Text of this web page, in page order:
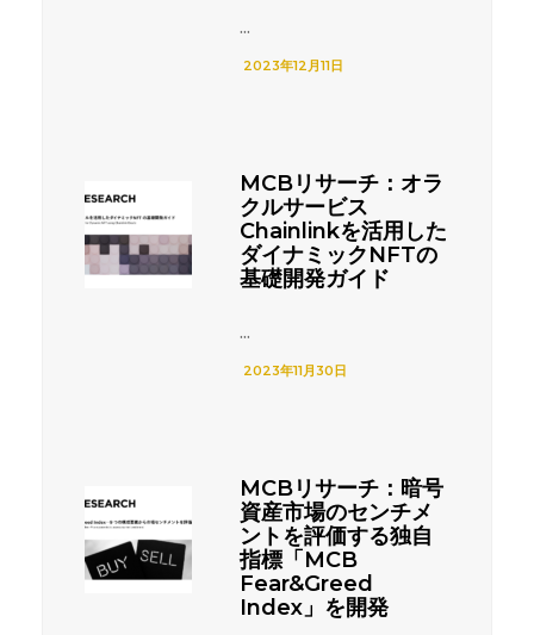
...
2023年12月11日
MCBリサーチ：オラ
クルサービス
Chainlinkを活用した
ダイナミックNFTの
基礎開発ガイド
...
2023年11月30日
MCBリサーチ：暗号
資産市場のセンチメ
ントを評価する独自
指標「MCB
Fear&Greed
Index」を開発